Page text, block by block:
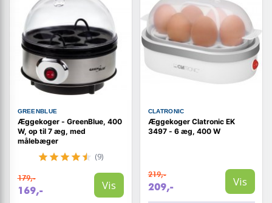
GREENBLUE
Æggekoger - GreenBlue, 400
W, op til 7 æg, med
målebæger
(9)
179,-
169,- Vis
CLATRONIC
Æggekoger Clatronic EK
3497 - 6 æg, 400 W
219,-
209,- Vis